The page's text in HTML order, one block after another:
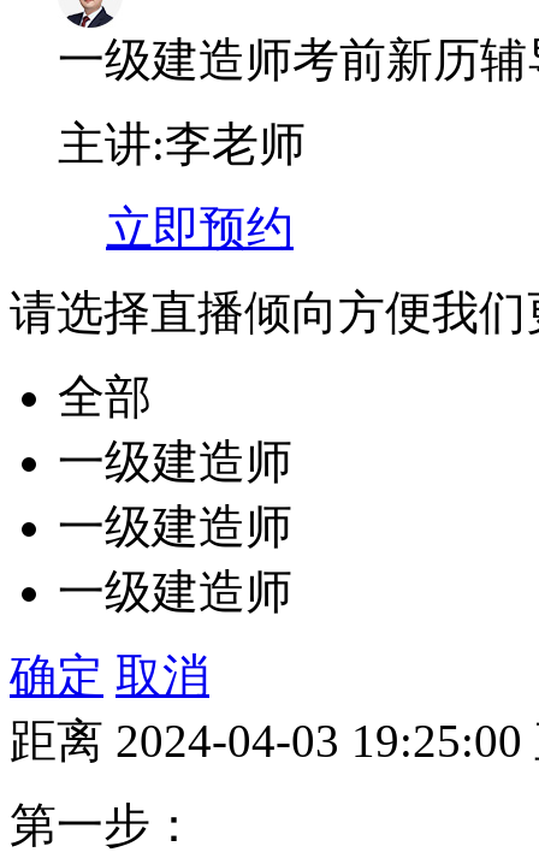
一级建造师考前新历辅
主讲:李老师
立即预约
请选择直播倾向方便我
全部
一级建造师
一级建造师
一级建造师
确定 取消
距离 2024-04-03 19:25:00
第一步：